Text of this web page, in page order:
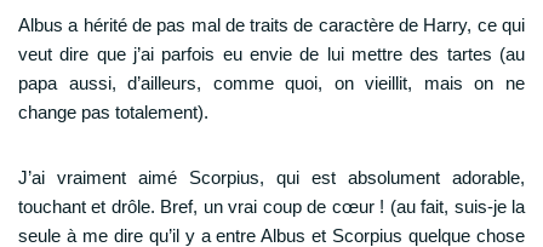
Albus a hérité de pas mal de traits de caractère de Harry, ce qui
veut dire que j’ai parfois eu envie de lui mettre des tartes (au
papa aussi, d’ailleurs, comme quoi, on vieillit, mais on ne
change pas totalement).
J’ai vraiment aimé Scorpius, qui est absolument adorable,
touchant et drôle. Bref, un vrai coup de cœur ! (au fait, suis-je la
seule à me dire qu’il y a entre Albus et Scorpius quelque chose